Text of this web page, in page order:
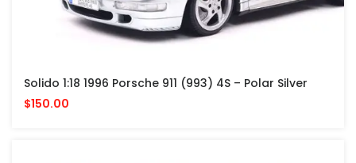
Solido 1:18 1996 Porsche 911 (993) 4S – Polar Silver
$150.00